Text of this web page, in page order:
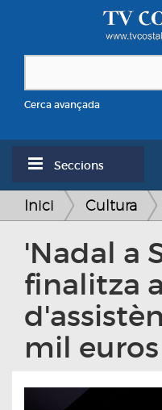
Cerca avançada
Seccions
Inici Cultura
'Nadal a
finalitza
mil